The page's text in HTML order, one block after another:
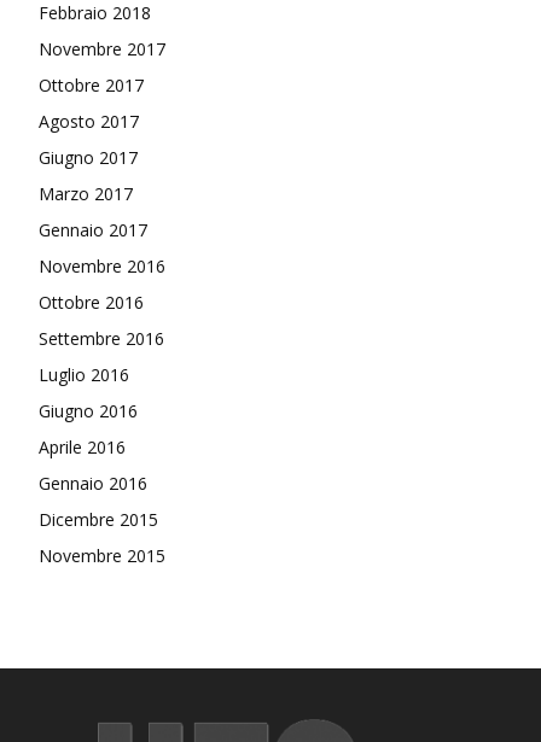
Febbraio 2018
Novembre 2017
Ottobre 2017
Agosto 2017
Giugno 2017
Marzo 2017
Gennaio 2017
Novembre 2016
Ottobre 2016
Settembre 2016
Luglio 2016
Giugno 2016
Aprile 2016
Gennaio 2016
Dicembre 2015
Novembre 2015